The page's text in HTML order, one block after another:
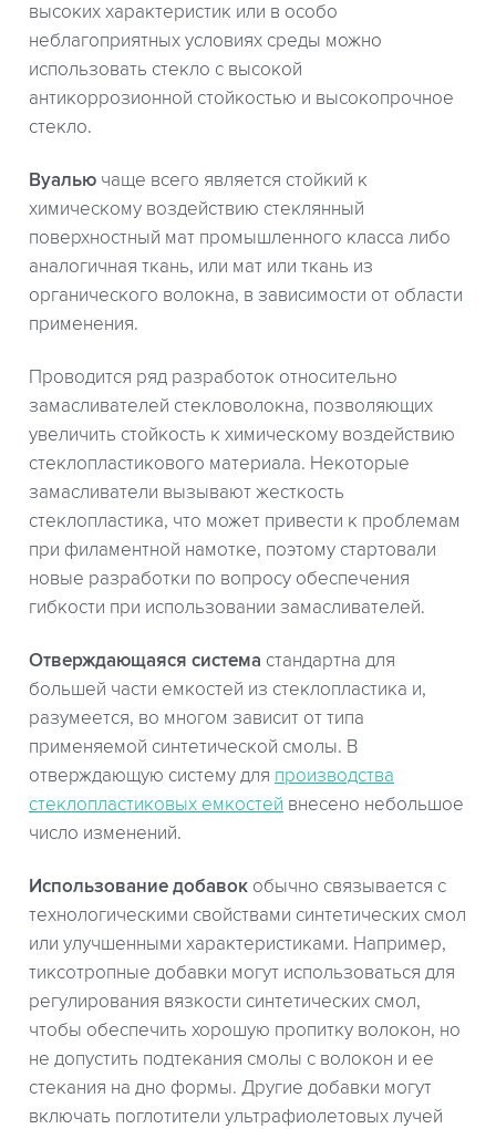
высоких характеристик или в особо
неблагоприятных условиях среды можно
использовать стекло с высокой
антикоррозионной стойкостью и высокопрочное
стекло.
Вуалью чаще всего является стойкий к
химическому воздействию стеклянный
поверхностный мат промышленного класса либо
аналогичная ткань, или мат или ткань из
органического волокна, в зависимости от области
применения.
Проводится ряд разработок относительно
замасливателей стекловолокна, позволяющих
увеличить стойкость к химическому воздействию
стеклопластикового материала. Некоторые
замасливатели вызывают жесткость
стеклопластика, что может привести к проблемам
при филаментной намотке, поэтому стартовали
новые разработки по вопросу обеспечения
гибкости при использовании замасливателей.
Отверждающаяся система стандартна для
большей части емкостей из стеклопластика и,
разумеется, во многом зависит от типа
применяемой синтетической смолы. В
отверждающую систему для производства
стеклопластиковых емкостей внесено небольшое
число изменений.
Использование добавок обычно связывается с
технологическими свойствами синтетических смол
или улучшенными характеристиками. Например,
тиксотропные добавки могут использоваться для
регулирования вязкости синтетических смол,
чтобы обеспечить хорошую пропитку волокон, но
не допустить подтекания смолы с волокон и ее
стекания на дно формы. Другие добавки могут
включать поглотители ультрафиолетовых лучей